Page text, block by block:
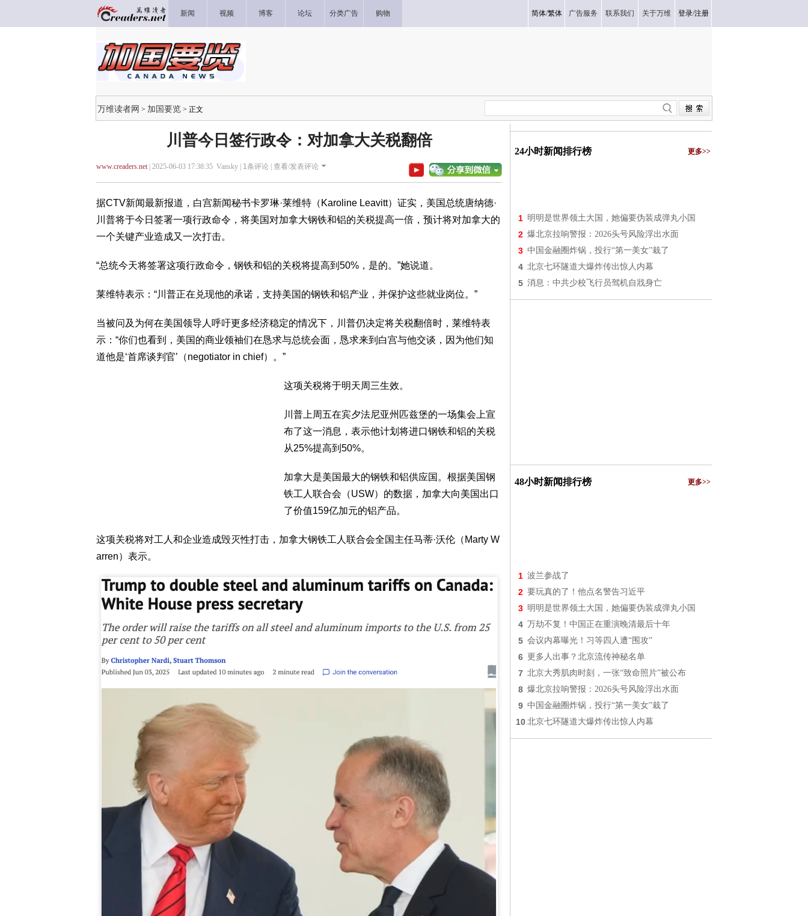
新闻 视频 博客 论坛 分类广告 购物 简体/繁体 广告服务 联系我们 关于万维 登录/注册
万维读者网 > 加国要览 > 正文
川普今日签行政令：对加拿大关税翻倍
www.creaders.net| 2025-06-03 17:38:35 Vansky | 1条评论 | 查看/发表评论
据CTV新闻最新报道，白宫新闻秘书卡罗琳·莱维特（Karoline Leavitt）证实，美国总统唐纳德·
川普将于今日签署一项行政命令，将美国对加拿大钢铁和铝的关税提高一倍，预计将对加拿大的
一个关键产业造成又一次打击。
“总统今天将签署这项行政命令，钢铁和铝的关税将提高到50%，是的。”她说道。
莱维特表示：“川普正在兑现他的承诺，支持美国的钢铁和铝产业，并保护这些就业岗位。”
当被问及为何在美国领导人呼吁更多经济稳定的情况下，川普仍决定将关税翻倍时，莱维特表
示：“你们也看到，美国的商业领袖们在恳求与总统会面，恳求来到白宫与他交谈，因为他们知
道他是‘首席谈判官’（negotiator in chief）。”
这项关税将于明天周三生效。
川普上周五在宾夕法尼亚州匹兹堡的一场集会上宣
布了这一消息，表示他计划将进口钢铁和铝的关税
从25%提高到50%。
加拿大是美国最大的钢铁和铝供应国。根据美国钢
铁工人联合会（USW）的数据，加拿大向美国出口
了价值159亿加元的铝产品。
这项关税将对工人和企业造成毁灭性打击，加拿大钢铁工人联合会全国主任马蒂·沃伦（Marty W
arren）表示。
24小时新闻排行榜 更多>>
1 明明是世界领土大国，她偏要伪装成弹丸小国
2 爆北京拉响警报：2026头号风险浮出水面
3 中国金融圈炸锅，投行“第一美女”栽了
4 北京七环隧道大爆炸传出惊人内幕
5 消息：中共少校飞行员驾机自戕身亡
48小时新闻排行榜 更多>>
1 波兰参战了
2 要玩真的了！他点名警告习近平
3 明明是世界领土大国，她偏要伪装成弹丸小国
4 万劫不复！中国正在重演晚清最后十年
5 会议内幕曝光！习等四人遭“围攻”
6 更多人出事？北京流传神秘名单
7 北京大秀肌肉时刻，一张“致命照片”被公布
8 爆北京拉响警报：2026头号风险浮出水面
9 中国金融圈炸锅，投行“第一美女”栽了
10 北京七环隧道大爆炸传出惊人内幕